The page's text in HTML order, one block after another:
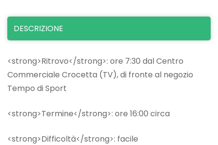
DESCRIZIONE
<strong>Ritrovo</strong>: ore 7:30 dal Centro
Commerciale Crocetta (TV), di fronte al negozio
Tempo di Sport
<strong>Termine</strong>: ore 16:00 circa
<strong>Difficoltà</strong>: facile